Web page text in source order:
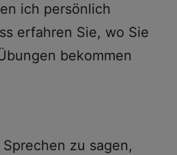
ich persönlich
erfahren Sie, wo Sie
bekommen
zu sagen,